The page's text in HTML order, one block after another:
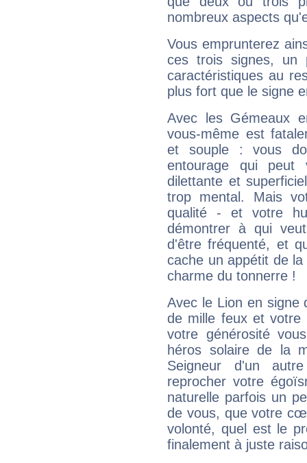
nombreux aspects
Vous emprunterez
ces trois signes, un
caractéristiques au
plus fort que le signe
Avec les Gémeaux
vous-même est
et souple : vous
entourage qui
dilettante et
trop mental. Mais
qualité - et votre
démontrer à qui
d'être fréquenté, et
cache un appétit de
charme du tonnerre !
Avec le Lion en signe
de mille feux et votre
votre générosité
héros solaire de la
Seigneur d'un
reprocher votre
naturelle parfois un
de vous, que votre
volonté, quel est le
finalement à juste